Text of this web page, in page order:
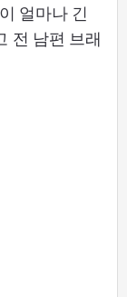
얼마나 긴
전 남편 브래